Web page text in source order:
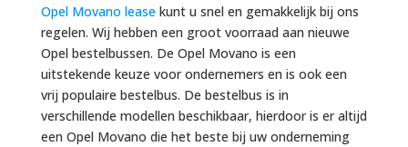
Opel Movano leasekunt u snel en gemakkelijk bij ons
regelen. Wij hebben een groot voorraad aan nieuwe
Opel bestelbussen. De Opel Movano is een
uitstekende keuze voor ondernemers en is ook een
vrij populaire bestelbus. De bestelbus is in
verschillende modellen beschikbaar, hierdoor is er altijd
een Opel Movano die het beste bij uw onderneming